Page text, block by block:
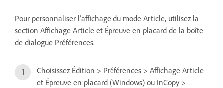
Pour personnaliser l’affichage du mode Article, utilisez la
section Affichage Article et Épreuve en placard de la boîte
de dialogue Préférences.
Choisissez Édition > Préférences > Affichage Article
et Épreuve en placard (Windows) ou InCopy >